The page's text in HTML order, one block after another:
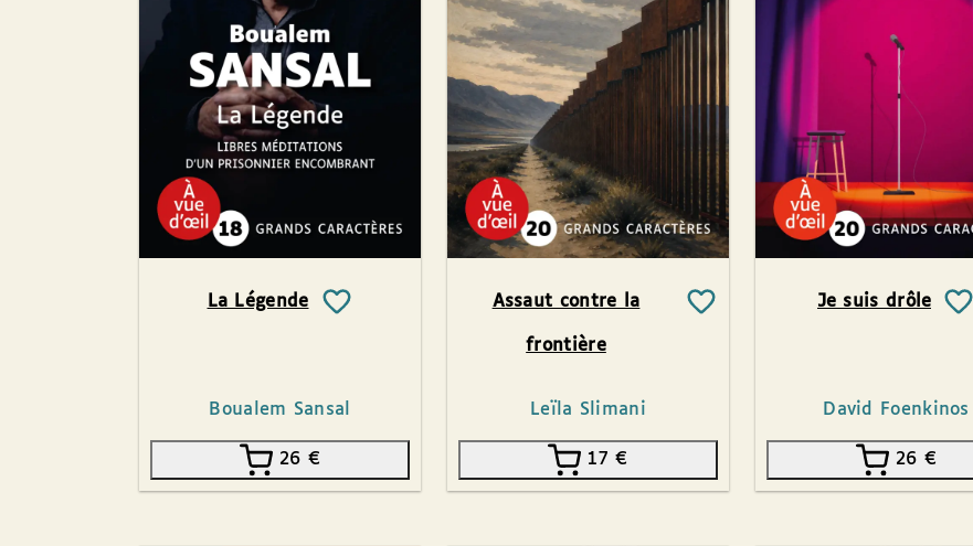
La Légende
Boualem Sansal
26 €
Assaut contre la
frontière
Leïla Slimani
17€
Je suis drôle
David Foenkinos
26 €